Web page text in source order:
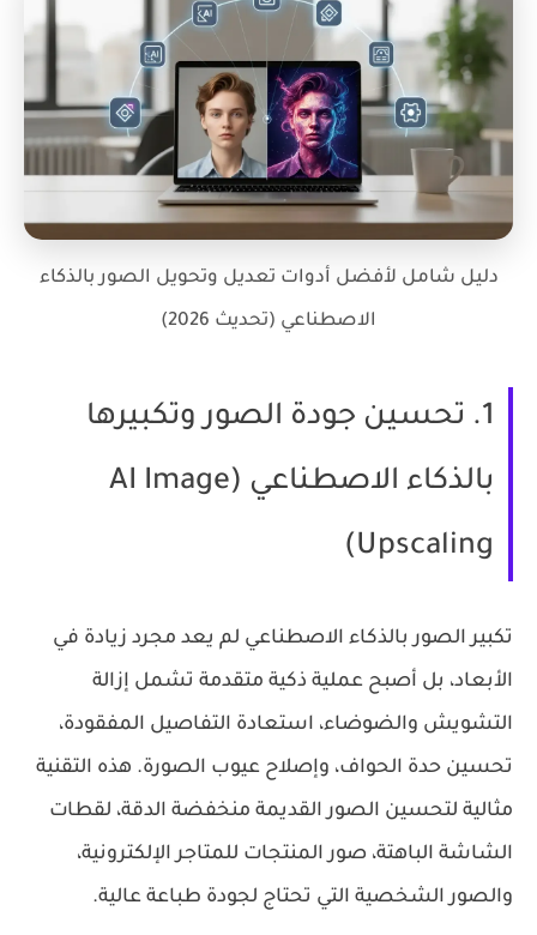
دليل شامل لأفضل أدوات تعديل وتحويل الصور بالذكاء
الاصطناعي (تحديث 2026)
1. تحسين جودة الصور وتكبيرها
بالذكاء الاصطناعي (AI Image
Upscaling)
تكبير الصور بالذكاء الاصطناعي لم يعد مجرد زيادة في
الأبعاد، بل أصبح عملية ذكية متقدمة تشمل إزالة
التشويش والضوضاء، استعادة التفاصيل المفقودة،
تحسين حدة الحواف، وإصلاح عيوب الصورة. هذه التقنية
مثالية لتحسين الصور القديمة منخفضة الدقة، لقطات
الشاشة الباهتة، صور المنتجات للمتاجر الإلكترونية،
والصور الشخصية التي تحتاج لجودة طباعة عالية.